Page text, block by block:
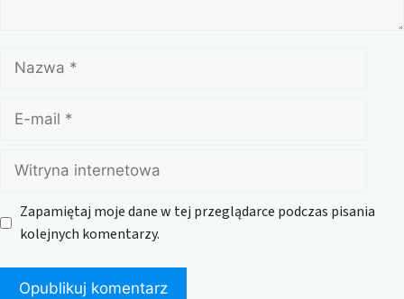
Nazwa
mail
Witryna
internetowa
Zapamiętaj moje dane w tej przeglądarce podczas pisania
kolejnych komentarzy.